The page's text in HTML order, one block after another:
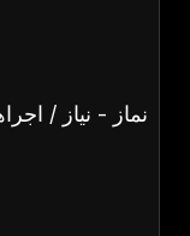
نماز - نیاز /